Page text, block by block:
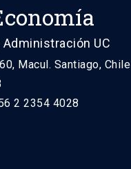
UC
Macul. Santiago, Chile
2 2354 4028